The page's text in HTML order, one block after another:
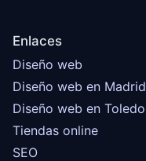
Enlaces
Diseño web
Diseño web en Madrid
Diseño web en Toledo
Tiendas online
SEO